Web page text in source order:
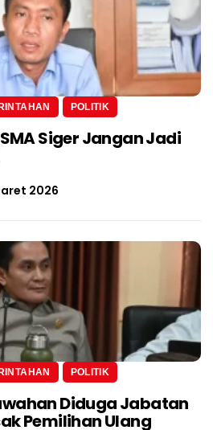
POLITIK
Siger Jangan Jadi
2026
POLITIK
Diduga Jabatan
Pemilihan Ulang